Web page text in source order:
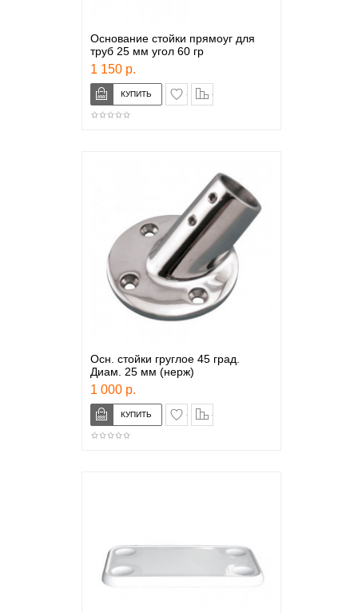
Основание стойки прямоуг для
труб 25 мм угол 60 гр
1 150 р.
в закладки
Осн. стойки груглое 45 град.
Диам. 25 мм (нерж)
1 000 р.
в закладки